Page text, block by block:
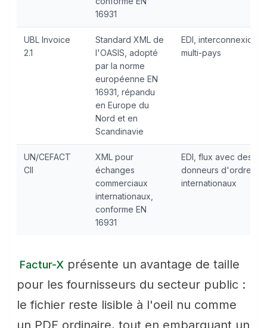
16931
UBL Invoice
2.1
Standard XML de
l'OASIS, adopté
par la norme
européenne EN
16931, répandu
en Europe du
Nord et en
Scandinavie
EDI, interconnexion
multi-pays
UN/CEFACT
CII
XML pour
échanges
commerciaux
internationaux,
conforme EN
16931
EDI, flux avec des
donneurs d'ordre
internationaux
Factur-X présente un avantage de taille
pour les fournisseurs du secteur public :
le fichier reste lisible à l'oeil nu comme
un PDF ordinaire, tout en embarquant un